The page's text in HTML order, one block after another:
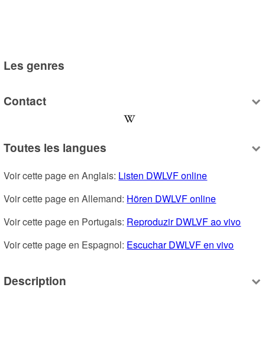
Les genres
Contact
Toutes les langues
Voir cette page en Anglais: Listen DWLVF online
Voir cette page en Allemand: Hören DWLVF online
Voir cette page en Portugais: Reproduzir DWLVF ao vivo
Voir cette page en Espagnol: Escuchar DWLVF en vivo
Description